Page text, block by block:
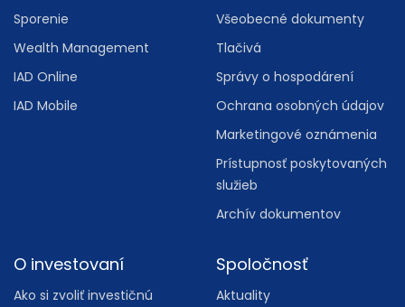
Sporenie
Wealth Management
IAD Online
IAD Mobile
Všeobecné dokumenty
Tlačivá
Správy o hospodárení
Ochrana osobných údajov
Marketingové oznámenia
Prístupnosť poskytovaných
služieb
Archív dokumentov
O investovaní
Ako si zvoliť investičnú
Spoločnosť
Aktuality